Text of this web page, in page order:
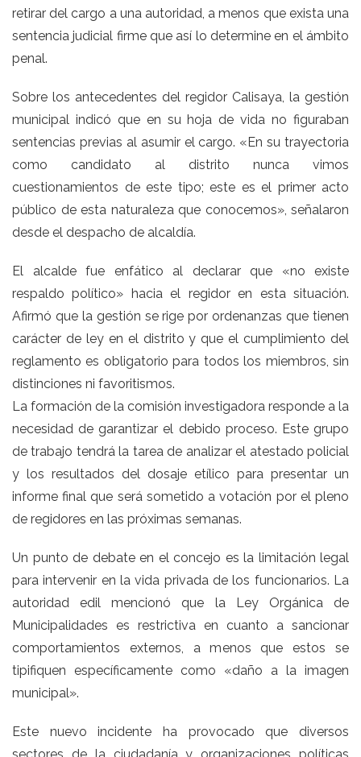
retirar del cargo a una autoridad, a menos que exista una
sentencia judicial firme que así lo determine en el ámbito
penal.
Sobre los antecedentes del regidor Calisaya, la gestión
municipal indicó que en su hoja de vida no figuraban
sentencias previas al asumir el cargo. «En su trayectoria
como candidato al distrito nunca vimos
cuestionamientos de este tipo; este es el primer acto
público de esta naturaleza que conocemos», señalaron
desde el despacho de alcaldía.
El alcalde fue enfático al declarar que «no existe
respaldo político» hacia el regidor en esta situación.
Afirmó que la gestión se rige por ordenanzas que tienen
carácter de ley en el distrito y que el cumplimiento del
reglamento es obligatorio para todos los miembros, sin
distinciones ni favoritismos.
La formación de la comisión investigadora responde a la
necesidad de garantizar el debido proceso. Este grupo
de trabajo tendrá la tarea de analizar el atestado policial
y los resultados del dosaje etílico para presentar un
informe final que será sometido a votación por el pleno
de regidores en las próximas semanas.
Un punto de debate en el concejo es la limitación legal
para intervenir en la vida privada de los funcionarios. La
autoridad edil mencionó que la Ley Orgánica de
Municipalidades es restrictiva en cuanto a sancionar
comportamientos externos, a menos que estos se
tipifiquen específicamente como «daño a la imagen
municipal».
Este nuevo incidente ha provocado que diversos